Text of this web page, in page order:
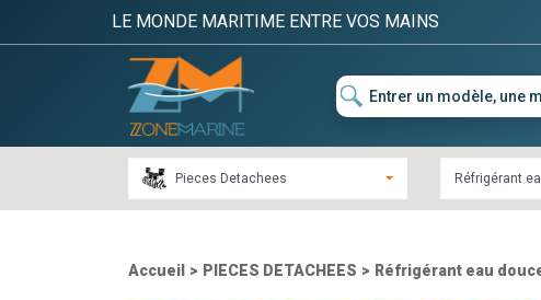
LE MONDE MARITIME ENTRE VOS MAINS
Pieces Detachees Réfrigérant
Accueil > PIECES DETACHEES > Réfrigérant eau